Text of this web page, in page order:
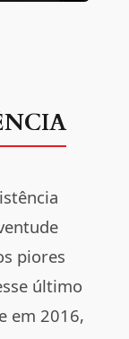
piores
último
em 2016,